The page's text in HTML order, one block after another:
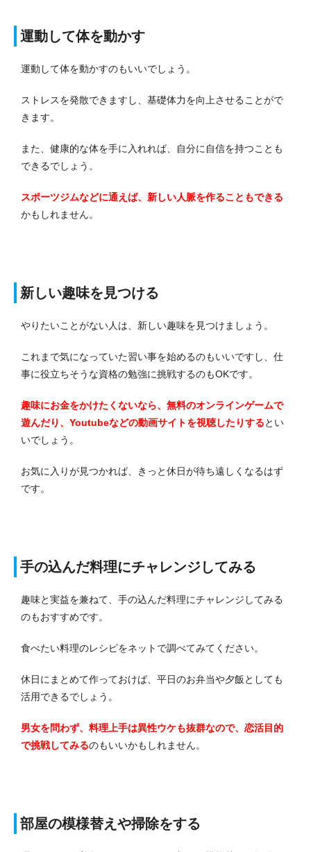
運動して体を動かす
運動して体を動かすのもいいでしょう。
ストレスを発散できますし、基礎体力を向上させることがで
きます。
また、健康的な体を手に入れれば、自分に自信を持つことも
できるでしょう。
スポーツジムなどに通えば、新しい人脈を作ることもできる
かもしれません。
新しい趣味を見つける
やりたいことがない人は、新しい趣味を見つけましょう。
これまで気になっていた習い事を始めるのもいいですし、仕
事に役立ちそうな資格の勉強に挑戦するのもOKです。
趣味にお金をかけたくないなら、無料のオンラインゲームで
遊んだり、Youtubeなどの動画サイトを視聴したりするとい
いでしょう。
お気に入りが見つかれば、きっと休日が待ち遠しくなるはず
です。
手の込んだ料理にチャレンジしてみる
趣味と実益を兼ねて、手の込んだ料理にチャレンジしてみる
のもおすすめです。
食べたい料理のレシピをネットで調べてみてください。
休日にまとめて作っておけば、平日のお弁当や夕飯としても
活用できるでしょう。
男女を問わず、料理上手は異性ウケも抜群なので、恋活目的
で挑戦してみるのもいいかもしれません。
部屋の模様替えや掃除をする